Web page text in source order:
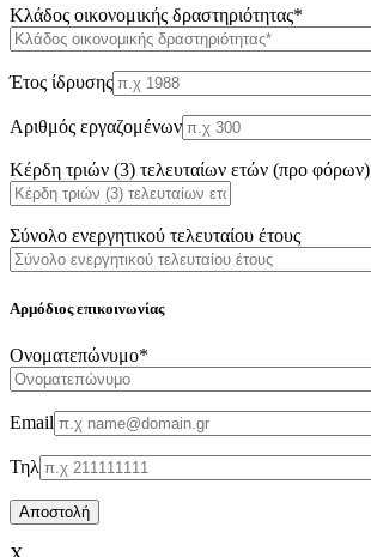
Κλάδος οικονομικής δραστηριότητας*
Έτος ίδρυσης
Αριθμός εργαζομένων
Κέρδη τριών (3) τελευταίων ετών (προ φόρων)
Σύνολο ενεργητικού τελευταίου έτους
Αρμόδιος επικοινωνίας
Oνοματεπώνυμο*
Email
Τηλ